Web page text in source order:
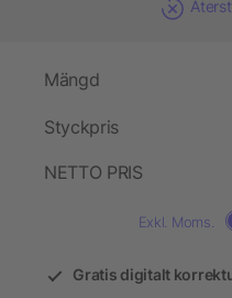
Mängd
Styckpris
NETTO PRIS
Exkl. Moms.
Gratis digitalt